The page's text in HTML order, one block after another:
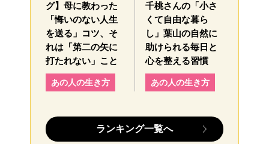
グ】母に教わった
「悔いのない人生
を送る」コツ、そ
れは「第二の矢に
打たれない」こと
あの人の生き方
千桃さんの「小さ
くて自由な暮ら
し」葉山の自然に
助けられる毎日と
心を整える習慣
あの人の生き方
ランキング一覧へ